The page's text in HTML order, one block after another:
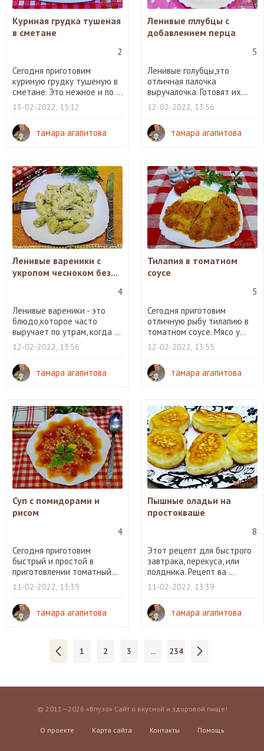
Куриная грудка тушеная
в сметане
2
Сегодня приготовим
куриную грудку тушеную в
сметане. Это нежное и по ...
13-02-2022, 15:12
тамара агапитова
Ленивые гллубцы с
добавлением перца
5
Ленивые голубцы,это
отличная палочка
выручалочка. Готовят их...
12-02-2022, 13:56
тамара агапитова
Ленивые вареники с
укропом чесноком без...
4
Ленивые вареники - это
блюдо,которое часто
выручает по утрам, когда ...
12-02-2022, 13:56
тамара агапитова
Тилапия в томатном
соусе
5
Сегодня приготовим
отличную рыбу тилапию в
томатном соусе. Мясо у...
12-02-2022, 13:55
тамара агапитова
Суп с помидорами и
рисом
4
Сегодня приготовим
быстрый и простой в
приготовлении томатный...
11-02-2022, 13:39
тамара агапитова
Пышные оладьи на
простокваше
8
Этот рецепт для быстрого
завтрака, перекуса, или
полдника. Рецепт ва ...
11-02-2022, 13:39
тамара агапитова
1 2 3 ... 234
© 2011—2026 «Впузо» Сайт о вкусной и здоровой пище!
О проекте Карта сайта Контакты Помощь